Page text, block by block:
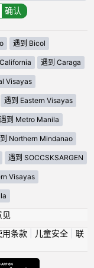
遇到 Bicol
遇到 Caraga
Visayas
遇到 Eastern Visayas
遇到 Metro Manila
Northern Mindanao
遇到 SOCCSKSARGEN
Visayas
见
用条款| 儿童安全| 联